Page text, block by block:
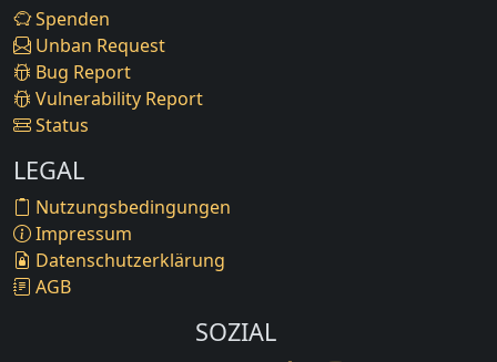
Spenden
Unban Request
Bug Report
Vulnerability Report
Status
LEGAL
Nutzungsbedingungen
Impressum
Datenschutzerklärung
AGB
SOZIAL